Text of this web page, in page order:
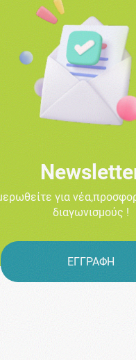
για
διαγωνισμούς !
ΕΓΓΡΑΦΗ